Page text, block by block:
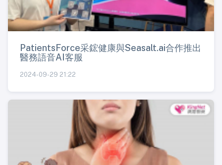
PatientsForce采鋐健康與Seasalt.ai合作推出
醫務語音AI客服
2024-09-29 21:22